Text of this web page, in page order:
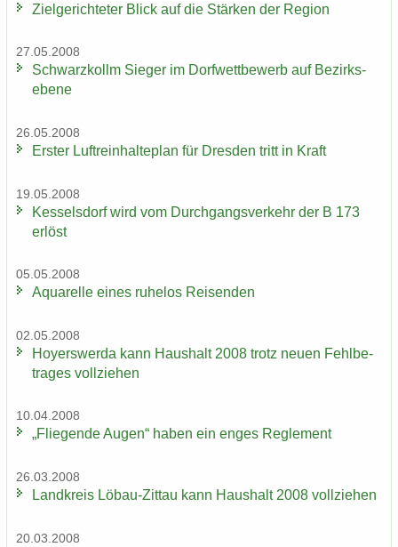
Ziel­ge­rich­te­ter Blick auf die Stär­ken der Re­gi­on
27.05.2008
Schwarz­kollm Sie­ger im Dorf­wett­be­werb auf Be­zirks­
ebe­ne
26.05.2008
Ers­ter Luft­rein­hal­te­plan für Dres­den tritt in Kraft
19.05.2008
Kes­sel­s­dorf wird vom Durch­gangs­ver­kehr der B 173
er­löst
05.05.2008
Aqua­rel­le eines ru­he­los Rei­sen­den
02.05.2008
Ho­yers­wer­da kann Haus­halt 2008 trotz neuen Fehl­be­
tra­ges voll­zie­hen
10.04.2008
„Flie­gen­de Augen“ haben ein enges Re­gle­ment
26.03.2008
Land­kreis Löbau-​Zittau kann Haus­halt 2008 voll­zie­hen
20.03.2008